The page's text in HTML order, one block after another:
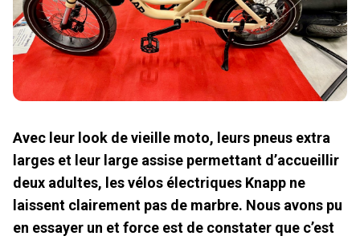
Avec leur look de vieille moto, leurs pneus extra
larges et leur large assise permettant d’accueillir
deux adultes, les vélos électriques Knapp ne
laissent clairement pas de marbre. Nous avons pu
en essayer un et force est de constater que c’est